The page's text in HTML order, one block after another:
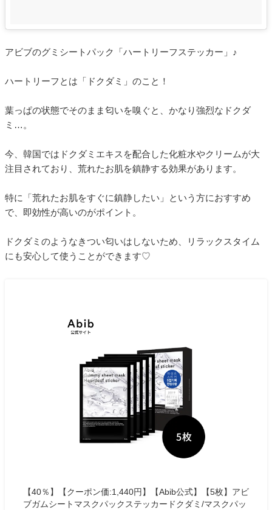
アビブのグミシートパック「ハートリーフステッカー」♪
ハートリーフとは「ドクダミ」のこと！
葉っぱの状態でそのまま匂いを嗅ぐと、かなり強烈なドクダ
ミ…。
今、韓国ではドクダミエキスを配合した化粧水やクリームが大
注目されており、荒れたお肌を鎮静する効果があります。
特に「荒れたお肌をすぐに鎮静したい」という方におすすめ
で、即効性が高いのがポイント。
ドクダミのようなきつい匂いはしないため、リラックスタイム
にも安心して使うことができます♡
【40％】【クーポン価:1,440円】【Abib公式】【5枚】アビ
ブガムシートマスクパックステッカードクダミ/マスクパッ